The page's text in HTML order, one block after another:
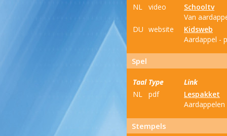
NL
video
Schooltv
Van
DU website
Kidsweb
Aardappel -
Spel
Taal Type
Link
NL
pdf
Lespakket
Stempels